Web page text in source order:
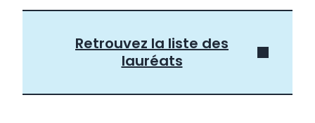
Retrouvez la liste des
lauréats